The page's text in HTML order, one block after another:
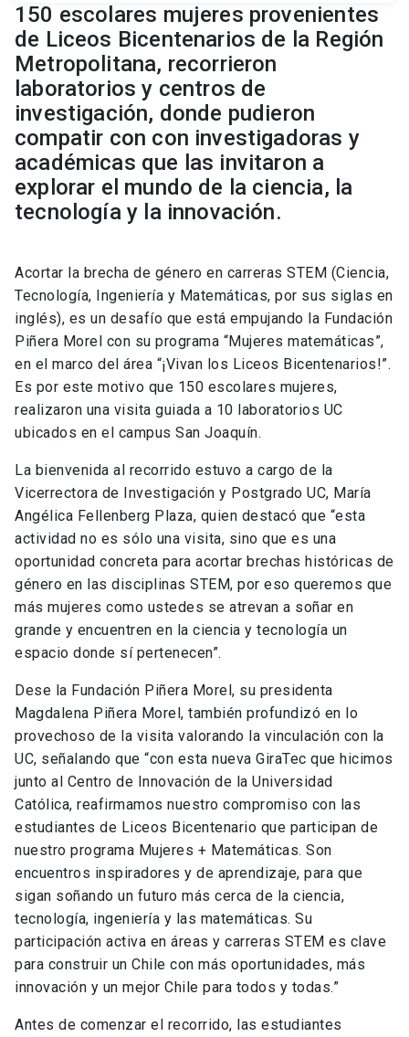
150 escolares mujeres provenientes
de Liceos Bicentenarios de la Región
Metropolitana, recorrieron
laboratorios y centros de
investigación, donde pudieron
compatir con con investigadoras y
académicas que las invitaron a
explorar el mundo de la ciencia, la
tecnología y la innovación.
Acortar la brecha de género en carreras STEM (Ciencia,
Tecnología, Ingeniería y Matemáticas, por sus siglas en
inglés), es un desafío que está empujando la Fundación
Piñera Morel con su programa “Mujeres matemáticas”,
en el marco del área “¡Vivan los Liceos Bicentenarios!”.
Es por este motivo que 150 escolares mujeres,
realizaron una visita guiada a 10 laboratorios UC
ubicados en el campus San Joaquín.
La bienvenida al recorrido estuvo a cargo de la
Vicerrectora de Investigación y Postgrado UC, María
Angélica Fellenberg Plaza, quien destacó que “esta
actividad no es sólo una visita, sino que es una
oportunidad concreta para acortar brechas históricas de
género en las disciplinas STEM, por eso queremos que
más mujeres como ustedes se atrevan a soñar en
grande y encuentren en la ciencia y tecnología un
espacio donde sí pertenecen”.
Dese la Fundación Piñera Morel, su presidenta
Magdalena Piñera Morel, también profundizó en lo
provechoso de la visita valorando la vinculación con la
UC, señalando que “con esta nueva GiraTec que hicimos
junto al Centro de Innovación de la Universidad
Católica, reafirmamos nuestro compromiso con las
estudiantes de Liceos Bicentenario que participan de
nuestro programa Mujeres + Matemáticas. Son
encuentros inspiradores y de aprendizaje, para que
sigan soñando un futuro más cerca de la ciencia,
tecnología, ingeniería y las matemáticas. Su
participación activa en áreas y carreras STEM es clave
para construir un Chile con más oportunidades, más
innovación y un mejor Chile para todos y todas.”
Antes de comenzar el recorrido, las estudiantes